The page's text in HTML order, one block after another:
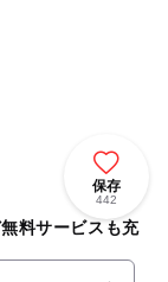
保存
442
料サービスも充